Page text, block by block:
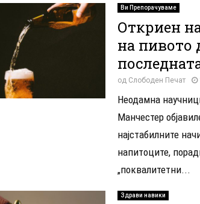
Ви Препорачуваме
Откриен
на пивото
од Слободен Печат
Неодамна
Манчестер
најстабилните
напитоците,
„поквалитетни...
Здрави навики